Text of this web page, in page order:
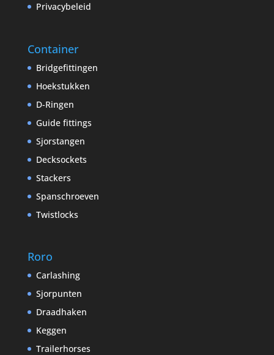
Privacybeleid
Container
Bridgefittingen
Hoekstukken
D-Ringen
Guide fittings
Sjorstangen
Decksockets
Stackers
Spanschroeven
Twistlocks
Roro
Carlashing
Sjorpunten
Draadhaken
Keggen
Trailerhorses